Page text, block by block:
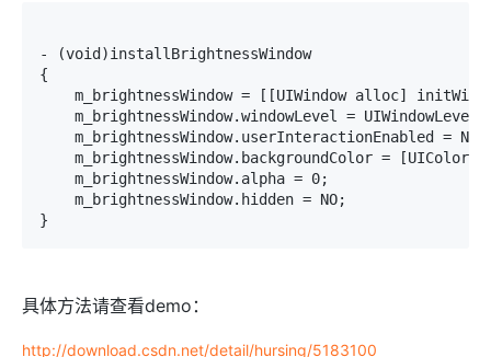
- (void)installBrightnessWindow
{
m_brightnessWindow = [[UIWindow alloc]
m_brightnessWindow.windowLevel =
    m_brightnessWindow.userInteractionEnabled = NO;
m_brightnessWindow.backgroundColor = [UIColor
    m_brightnessWindow.alpha = 0;
    m_brightnessWindow.hidden = NO;
}
具体方法请查看demo：
http://download.csdn.net/detail/hursing/5183100